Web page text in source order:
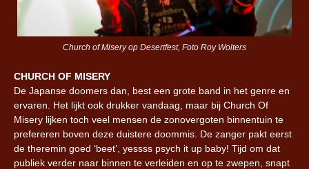
Church of Misery op Desertfest, Foto Roy Wolters
CHURCH OF MISERY
De Japanse doomers dan, best een grote band in het genre en
ervaren. Het lijkt ook drukker vandaag, maar bij Church Of
Misery lijken toch veel mensen de zonovergoten binnentuin te
prefereren boven deze duistere doommis. De zanger pakt eerst
de theremin goed ‘beet’, yessss psych it up baby! Tijd om dat
publiek verder naar binnen te verleiden en op te zwepen, snapt